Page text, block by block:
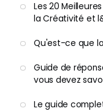
Les 20
la Créativité et
Qu'est-ce que
Guide de
vous devez
Le guide